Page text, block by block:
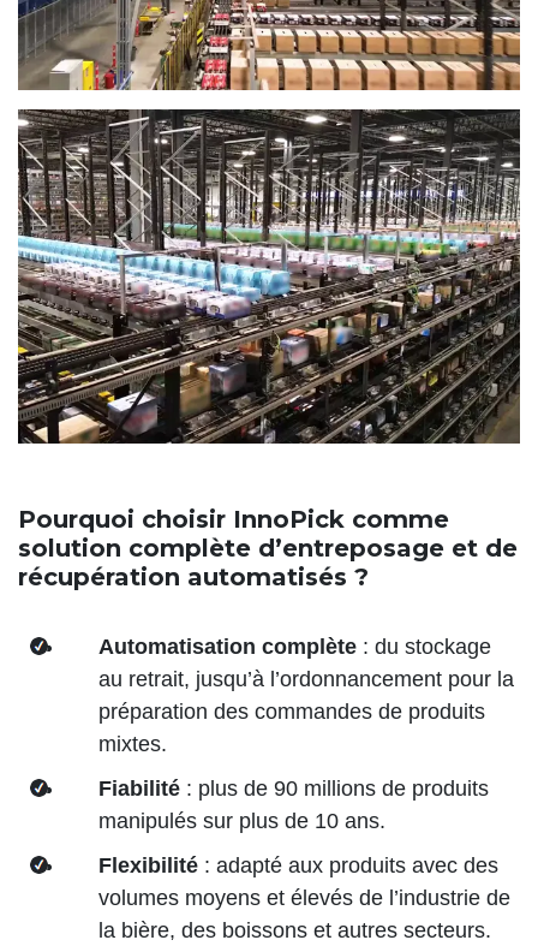
Pourquoi choisir InnoPick comme
solution complète d’entreposage et de
récupération automatisés ?
Automatisation complète : du stockage
au retrait, jusqu’à l’ordonnancement pour la
préparation des commandes de produits
mixtes.
Fiabilité : plus de 90 millions de produits
manipulés sur plus de 10 ans.
Flexibilité : adapté aux produits avec des
volumes moyens et élevés de l’industrie de
la bière, des boissons et autres secteurs.